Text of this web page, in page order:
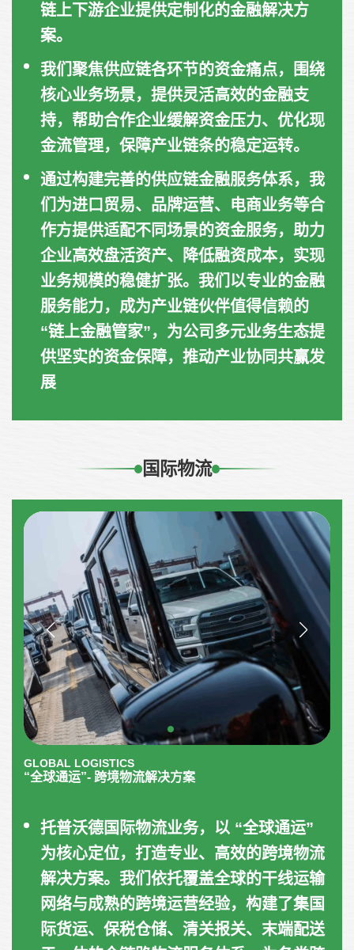
链上下游企业提供定制化的金融解决方
案。
我们聚焦供应链各环节的资金痛点，围绕
核心业务场景，提供灵活高效的金融支
持，帮助合作企业缓解资金压力、优化现
金流管理，保障产业链条的稳定运转。
通过构建完善的供应链金融服务体系，我
们为进口贸易、品牌运营、电商业务等合
作方提供适配不同场景的资金服务，助力
企业高效盘活资产、降低融资成本，实现
业务规模的稳健扩张。我们以专业的金融
服务能力，成为产业链伙伴值得信赖的
“链上金融管家”，为公司多元业务生态提
供坚实的资金保障，推动产业协同共赢发
展
国际物流
GLOBAL LOGISTICS
“全球通运”- 跨境物流解决方案
托普沃德国际物流业务，以 “全球通运”
为核心定位，打造专业、高效的跨境物流
解决方案。我们依托覆盖全球的干线运输
网络与成熟的跨境运营经验，构建了集国
际货运、保税仓储、清关报关、末端配送